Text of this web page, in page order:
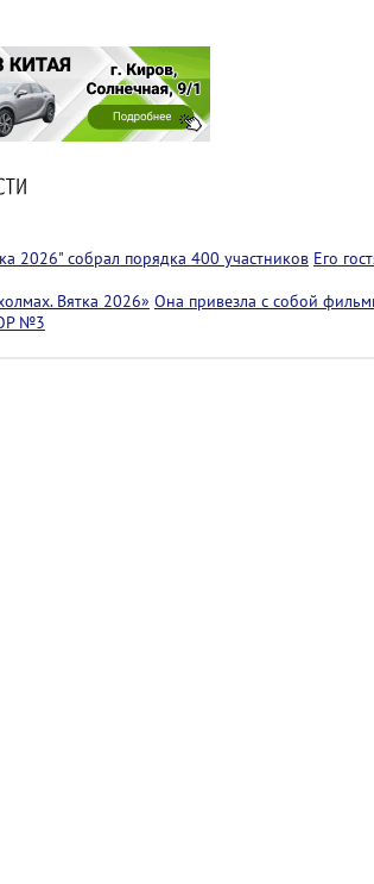
2026" собрал порядка 400 участников Его
Вятка 2026» Она привезла с собой
№3